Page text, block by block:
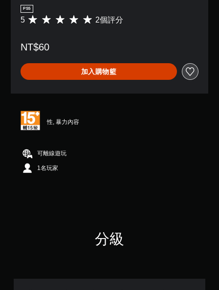
PS5
平
分
5
顆
星
5
顆
，
共
2
5 2個評分
NT$60
加入購物籃
性, 暴力內容
可離線遊玩
1名玩家
分級